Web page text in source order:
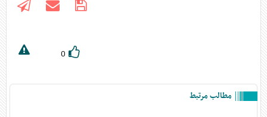
0
مطالب مرتبط